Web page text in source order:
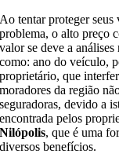
Ao tentar proteger
problema, o alto preço
valor se deve a análises
como: ano do veículo,
proprietário, que
moradores da região
seguradoras, devido a
encontrada pelos
Nilópolis, que é uma
diversos benefícios.